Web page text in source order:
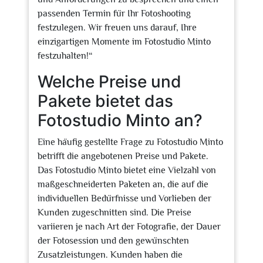
passenden Termin für Ihr Fotoshooting
festzulegen. Wir freuen uns darauf, Ihre
einzigartigen Momente im Fotostudio Minto
festzuhalten!“
Welche Preise und
Pakete bietet das
Fotostudio Minto an?
Eine häufig gestellte Frage zu Fotostudio Minto
betrifft die angebotenen Preise und Pakete.
Das Fotostudio Minto bietet eine Vielzahl von
maßgeschneiderten Paketen an, die auf die
individuellen Bedürfnisse und Vorlieben der
Kunden zugeschnitten sind. Die Preise
variieren je nach Art der Fotografie, der Dauer
der Fotosession und den gewünschten
Zusatzleistungen. Kunden haben die